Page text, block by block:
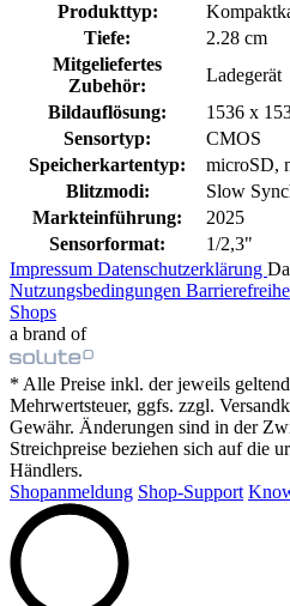
Produkttyp:
Tiefe:
2.28 cm
Mitgeliefertes
Zubehör:
Ladegerät
Bildauflösung:
1536 x
Sensortyp:
CMOS
Speicherkartentyp:
microSD,
Blitzmodi:
Slow
Markteinführung:
2025
Sensorformat:
1/2,3"
Impressum Datenschutzerklärung
Nutzungsbedingungen
Shops
a brand of
* Alle Preise inkl. der jeweils
Mehrwertsteuer, ggfs. zzgl.
Gewähr. Änderungen sind in der
Streichpreise beziehen sich auf die
Händlers.
Shopanmeldung Shop-Support